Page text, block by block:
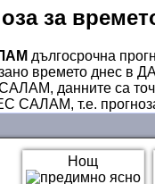
за
дългосрочна
времето днес в
данните са
САЛАМ, т.е.
Нощ